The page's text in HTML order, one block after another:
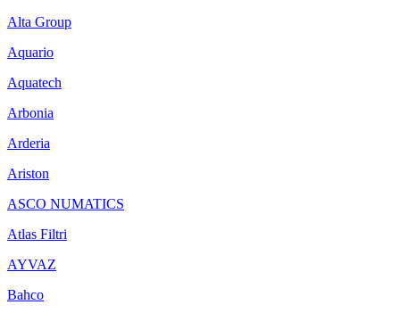
Alta Group
Aquario
Aquatech
Arbonia
Arderia
Ariston
ASCO NUMATICS
Atlas Filtri
AYVAZ
Bahco